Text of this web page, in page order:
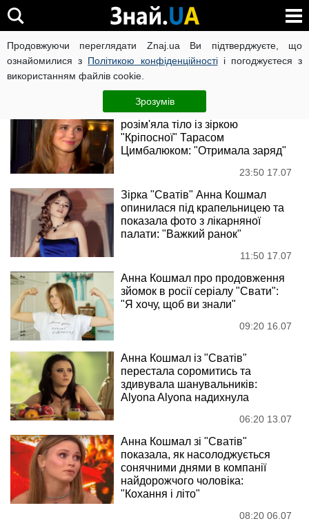
Продовжуючи переглядати Znaj.ua Ви підтверджуєте, що
ознайомилися з Політикою конфіденційностіі погоджуєтеся з
використанням файлів cookie.
Зрозумів
Анна Кошмал
Новини
Анна Кошмал із "Сватів"
розім'яла тіло із зіркою
"Кріпосної" Тарасом
Цимбалюком: "Отримала заряд"
23:50 17.07
Зірка "Сватів" Анна Кошмал
опинилася під крапельницею та
показала фото з лікарняної
палати: "Важкий ранок"
11:50 17.07
Анна Кошмал про продовження
зйомок в росії серіалу "Свати":
"Я хочу, щоб ви знали"
09:20 16.07
Анна Кошмал із "Сватів"
перестала соромитись та
здивувала шанувальників:
Alyona Alyona надихнула
06:20 13.07
Анна Кошмал зі "Сватів"
показала, як насолоджується
сонячними днями в компанії
найдорожчого чоловіка:
"Кохання і літо"
08:20 06.07